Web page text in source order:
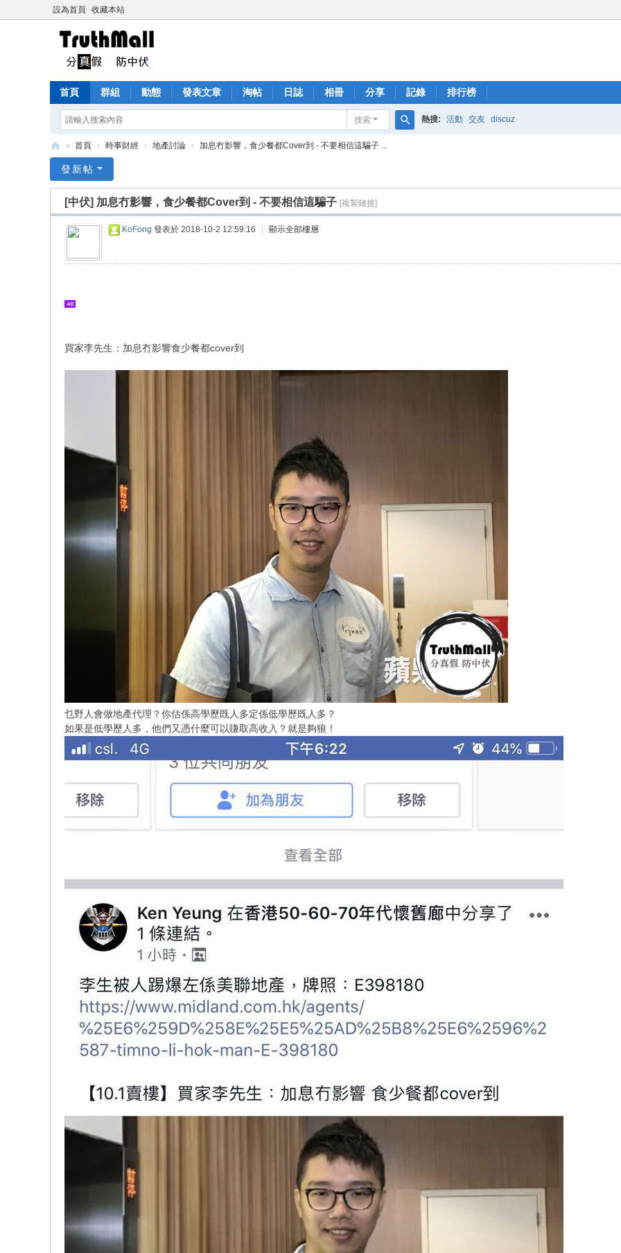
設為首頁 收藏本站
首頁 群組 動態 發表文章 淘帖 日誌 相冊 分享 記錄 排行榜
搜索 熱搜: 活動 交友 discuz
ut
» 首頁 › 時事財經 › 地產討論 › 加息冇影響，食少餐都Cover到 - 不要相信這騙子 ...
發新帖
[中伏] 加息冇影響，食少餐都Cover到 - 不要相信這騙子 [複製鏈接]
KoFong 發表於 2018-10-2 12:59:16 顯示全部樓層
買家李先生：加息冇影響食少餐都cover到
乜野人會做地產代理？你估係高學歷既人多定係低學歷既人多？
如果是低學歷人多，他們又憑什麼可以賺取高收入？就是夠狼！